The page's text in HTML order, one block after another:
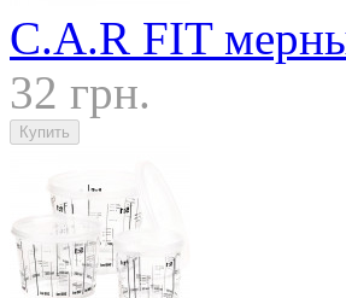
C.A.R FIT
32 грн.